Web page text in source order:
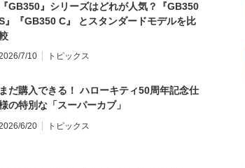
『GB350』シリーズはどれが人気？『GB350
』『GB350 C』 とスタンダードモデルを比
7/10 トピックス
まだ購入できる！ ハローキティ50周年記念仕
の特別な「スーパーカブ」
6/20 トピックス